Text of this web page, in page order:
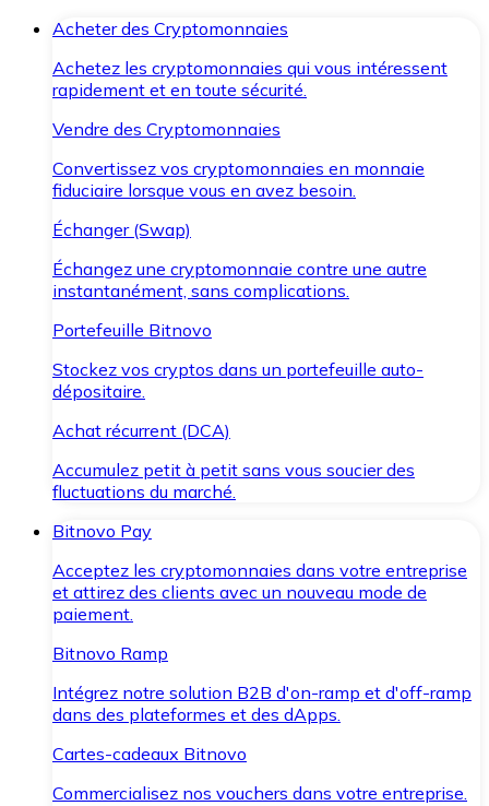
Acheter des Cryptomonnaies
Achetez les cryptomonnaies qui vous intéressent
rapidement et en toute sécurité.
Vendre des Cryptomonnaies
Convertissez vos cryptomonnaies en monnaie
fiduciaire lorsque vous en avez besoin.
Échanger (Swap)
Échangez une cryptomonnaie contre une autre
instantanément, sans complications.
Portefeuille Bitnovo
Stockez vos cryptos dans un portefeuille auto-
dépositaire.
Achat récurrent (DCA)
Accumulez petit à petit sans vous soucier des
fluctuations du marché.
Bitnovo Pay
Acceptez les cryptomonnaies dans votre entreprise
et attirez des clients avec un nouveau mode de
paiement.
Bitnovo Ramp
Intégrez notre solution B2B d'on-ramp et d'off-ramp
dans des plateformes et des dApps.
Cartes-cadeaux Bitnovo
Commercialisez nos vouchers dans votre entreprise.